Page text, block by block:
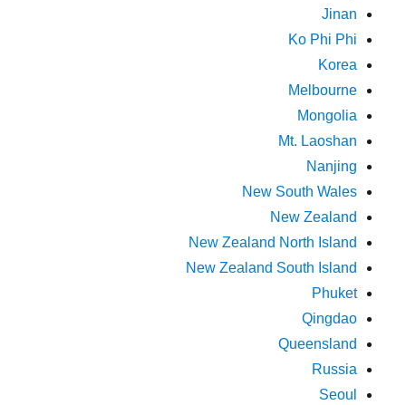
Jinan
Ko Phi Phi
Korea
Melbourne
Mongolia
Mt. Laoshan
Nanjing
New South Wales
New Zealand
New Zealand North Island
New Zealand South Island
Phuket
Qingdao
Queensland
Russia
Seoul